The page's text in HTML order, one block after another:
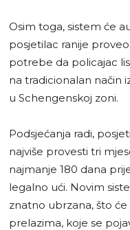
Osim toga, sistem će
posjetilac ranije
potrebe da policajac
na tradicionalan način
u Schengenskoj zoni.
Podsjećanja radi,
najviše provesti tri
najmanje 180 dana
legalno ući. Novim
znatno ubrzana, što
prelazima, koje se